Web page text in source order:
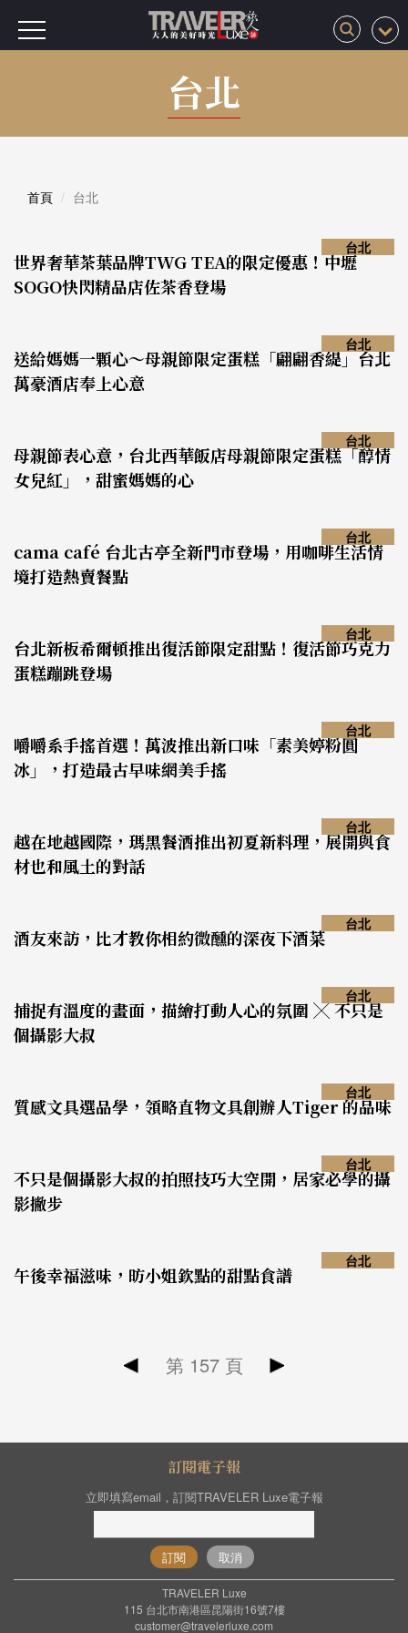
台北
首頁 台北
世界奢華茶葉品牌TWG TEA的限定優惠！中壢
SOGO快閃精品店佐茶香登場
台北
送給媽媽一顆心～母親節限定蛋糕「翩翩香緹」台北
萬豪酒店奉上心意
台北
母親節表心意，台北西華飯店母親節限定蛋糕「醇情
女兒紅」，甜蜜媽媽的心
台北
cama café 台北古亭全新門市登場，用咖啡生活情
境打造熱賣餐點
台北
台北新板希爾頓推出復活節限定甜點！復活節巧克力
蛋糕蹦跳登場
台北
嚼嚼系手搖首選！萬波推出新口味「素美婷粉圓
冰」，打造最古早味網美手搖
台北
越在地越國際，瑪黑餐酒推出初夏新料理，展開與食
材也和風土的對話
台北
酒友來訪，比才教你相約微醺的深夜下酒菜
台北
捕捉有溫度的畫面，描繪打動人心的氛圍 ╳ 不只是
個攝影大叔
台北
質感文具選品學，領略直物文具創辦人Tiger 的品味
台北
不只是個攝影大叔的拍照技巧大空開，居家必學的攝
影撇步
台北
午後幸福滋味，昉小姐欽點的甜點食譜
台北
第 157 頁
訂閱電子報
立即填寫email，訂閱TRAVELER Luxe電子報
訂閱 取消
TRAVELER Luxe
115 台北市南港區昆陽街16號7樓
customer@travelerluxe.com